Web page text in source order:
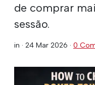
de comprar
sessão.
in · 24 Mar 2026 · 0